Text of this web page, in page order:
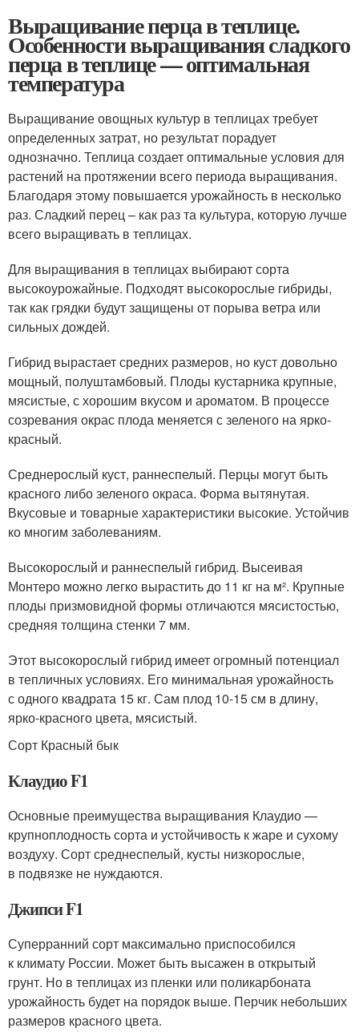
Выращивание перца в теплице.
Особенности выращивания сладкого
перца в теплице — оптимальная
температура
Выращивание овощных культур в теплицах требует
определенных затрат, но результат порадует
однозначно. Теплица создает оптимальные условия для
растений на протяжении всего периода выращивания.
Благодаря этому повышается урожайность в несколько
раз. Сладкий перец – как раз та культура, которую лучше
всего выращивать в теплицах.
Для выращивания в теплицах выбирают сорта
высокоурожайные. Подходят высокорослые гибриды,
так как грядки будут защищены от порыва ветра или
сильных дождей.
Гибрид вырастает средних размеров, но куст довольно
мощный, полуштамбовый. Плоды кустарника крупные,
мясистые, с хорошим вкусом и ароматом. В процессе
созревания окрас плода меняется с зеленого на ярко-
красный.
Среднерослый куст, раннеспелый. Перцы могут быть
красного либо зеленого окраса. Форма вытянутая.
Вкусовые и товарные характеристики высокие. Устойчив
ко многим заболеваниям.
Высокорослый и раннеспелый гибрид. Высеивая
Монтеро можно легко вырастить до 11 кг на м². Крупные
плоды призмовидной формы отличаются мясистостью,
средняя толщина стенки 7 мм.
Этот высокорослый гибрид имеет огромный потенциал
в тепличных условиях. Его минимальная урожайность
с одного квадрата 15 кг. Сам плод 10-15 см в длину,
ярко-красного цвета, мясистый.
Сорт Красный бык
Клаудио F1
Основные преимущества выращивания Клаудио —
крупноплодность сорта и устойчивость к жаре и сухому
воздуху. Сорт среднеспелый, кусты низкорослые,
в подвязке не нуждаются.
Джипси F1
Суперранний сорт максимально приспособился
к климату России. Может быть высажен в открытый
грунт. Но в теплицах из пленки или поликарбоната
урожайность будет на порядок выше. Перчик небольших
размеров красного цвета.